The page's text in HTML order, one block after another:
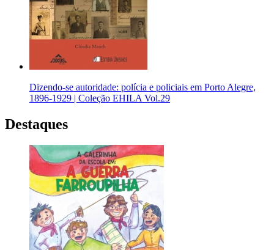
Dizendo-se autoridade: polícia e policiais em Porto Alegre,
1896-1929 | Coleção EHILA Vol.29
Destaques